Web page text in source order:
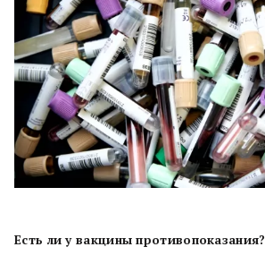
Есть ли у вакцины противопоказания?